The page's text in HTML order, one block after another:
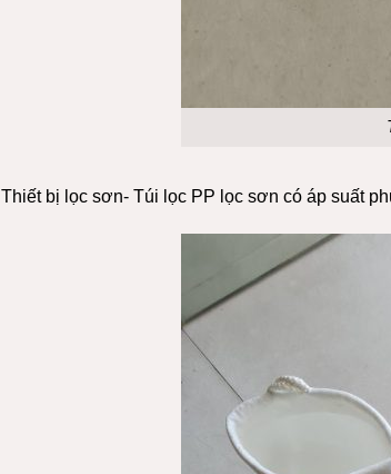
Thiết bị lọc sơn- Túi lọc PP lọc sơn có áp suất